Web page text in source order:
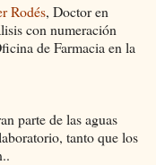
Rodés, Doctor en
con numeración
de Farmacia en la
parte de las aguas
tanto que los